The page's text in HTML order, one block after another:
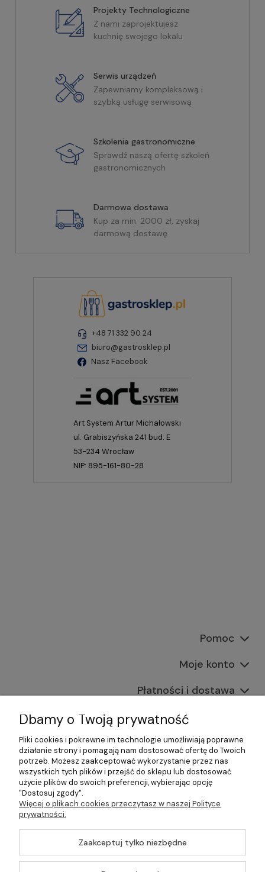
Projekty Technologiczne
Z nami zaprojektujesz
kuchnię swojego lokalu
Serwis urządzeń
Zapewniamy kompleksową i
szybką usługę serwisową
Szkolenia gastronomiczne
Sprawdź naszą ofertę szkoleń
gastronomicznych
Darmowa dostawa
Kup za min. 2000 zł, zyskaj
darmową dostawę
+48 71 332 90 24
biuro@gastrosklep.pl
Nasz Facebook
Art System Artur Michałowski
ul. Grabiszyńska 241 bud. E
53-234 Wrocław
NIP: 895-161-80-28
Pomoc
Moje konto
Płatności i dostawa
Informacje
O nas
©2026 Wszelkie Prawa Zastrzeżone | Gastrosklep |
Wyposażenie gastronomii, restauracji oraz barów
Szablon Master byEcommercy
Dbamy o Twoją prywatność
Pliki cookies i pokrewne im technologie umożliwiają poprawne
działanie strony i pomagają nam dostosować ofertę do Twoich
potrzeb. Możesz zaakceptować wykorzystanie przez nas
wszystkich tych plików i przejść do sklepu lub dostosować
użycie plików do swoich preferencji, wybierając opcję
"Dostosuj zgody".
Więcej o plikach cookies przeczytasz w naszej Polityce
prywatności.
Zaakceptuj tylko niezbędne